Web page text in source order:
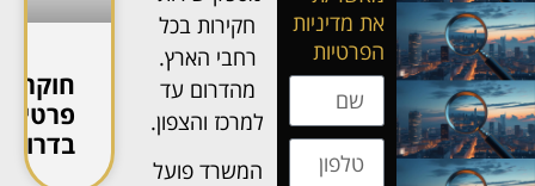
את מדיניות
הפרטיות
חקירות בכל
רחבי הארץ.
מהדרום עד
למרכז והצפון.
המשרד פועל
חוקר
פרטי
בדרום